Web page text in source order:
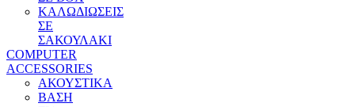
ΚΑΛΩΔΙΩΣΕΙΣ
ΣΕ
ΣΑΚΟΥΛΑΚΙ
COMPUTER
ACCESSORIES
ΑΚΟΥΣΤΙΚΑ
ΒΑΣΗ